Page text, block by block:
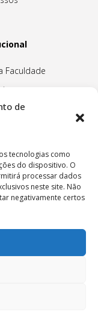
de
tecnologias como
do dispositivo. O
processar dados
neste site. Não
negativamente certos
Faculdade
Waldorf
de privacidade
- CNPJ